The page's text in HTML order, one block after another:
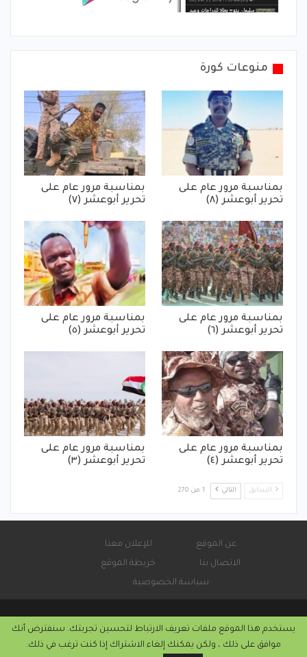
منوعات كورة
بمناسبة مرور عام على
تحرير أبوعشر (٨)
بمناسبة مرور عام على
تحرير أبوعشر (٧)
بمناسبة مرور عام على
تحرير أبوعشر (٦)
بمناسبة مرور عام على
تحرير أبوعشر (٥)
بمناسبة مرور عام على
تحرير أبوعشر (٤)
بمناسبة مرور عام على
تحرير أبوعشر (٣)
السابق التالي 1 من 270
عن الموقع
للإعلان معنا
الاتصال بنا
خريطة الموقع
سياسة الخصوصية
يستخدم هذا الموقع ملفات تعريف الارتباط لتحسين تجربتك. سنفترض أنك
موافق على ذلك ، ولكن يمكنك إلغاء الاشتراك إذا كنت ترغب في ذلك.